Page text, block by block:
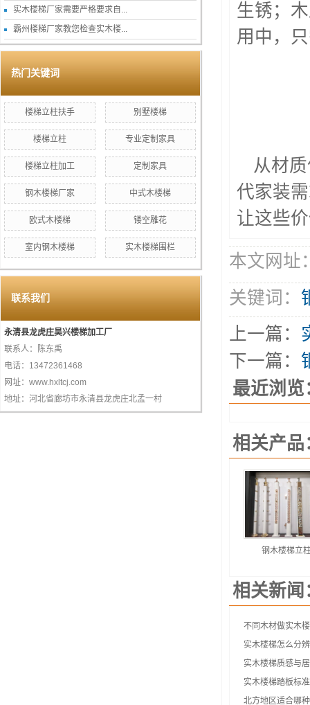
实木楼梯厂家需要严格要求自...
霸州楼梯厂家教您检查实木楼...
热门关键词
楼梯立柱扶手 别墅楼梯
楼梯立柱 专业定制家具
楼梯立柱加工 定制家具
钢木楼梯厂家 中式木楼梯
欧式木楼梯 镂空雕花
室内钢木楼梯 实木楼梯围栏
联系我们
永清县龙虎庄昊兴楼梯加工厂
联系人：陈东禹
电话：13472361468
网址：www.hxltcj.com
地址：河北省廊坊市永清县龙虎庄北孟一村
生锈；
用中，
从材
代家装
让这些
本文网址
关键词：
上一篇：
下一篇：
最近浏览
相关产品
钢木楼梯立
相关新闻
不同木材做实木
实木楼梯怎么分
实木楼梯质感与
实木楼梯踏板标
北方地区适合哪